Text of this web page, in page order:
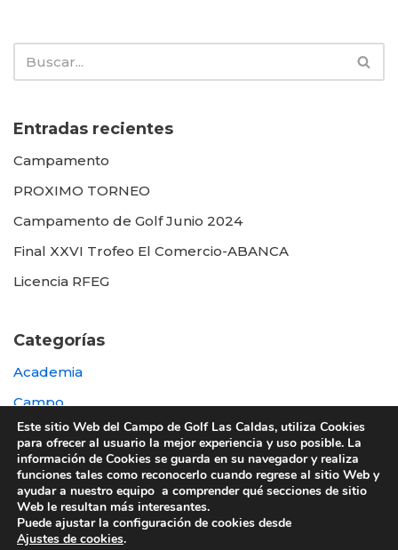
Entradas recientes
Campamento
PROXIMO TORNEO
Campamento de Golf Junio 2024
Final XXVI Trofeo El Comercio-ABANCA
Licencia RFEG
Categorías
Academia
Campo
Destacada
Otras
Este sitio Web del Campo de Golf Las Caldas, utiliza Cookies
para ofrecer al usuario la mejor experiencia y uso posible. La
información de Cookies se guarda en su navegador y realiza
funciones tales como reconocerlo cuando regrese al sitio Web y
ayudar a nuestro equipo a comprender qué secciones de sitio
Web le resultan más interesantes.
Puede ajustar la configuración de cookies desde
Ajustes de cookies.